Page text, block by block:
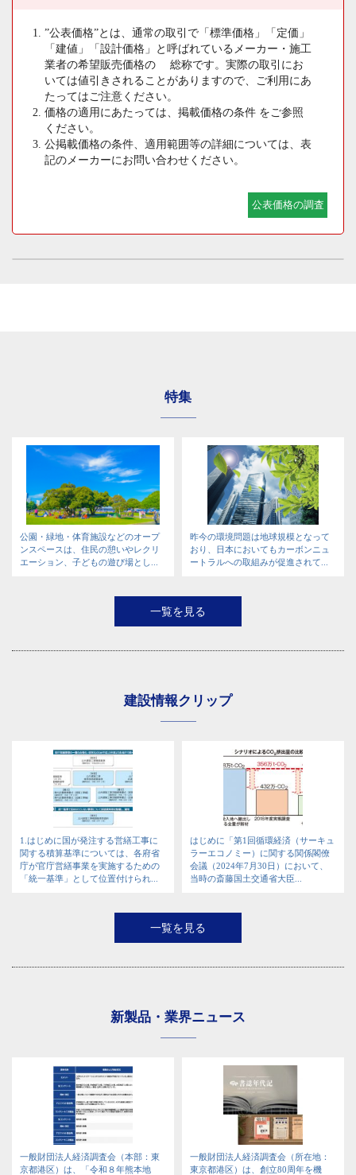
”公表価格”とは、通常の取引で「標準価格」「定価」
「建値」「設計価格」と呼ばれているメーカー・施工
業者の希望販売価格の 総称です。実際の取引にお
いては値引きされることがありますので、ご利用にあ
たってはご注意ください。
価格の適用にあたっては、掲載価格の条件 をご参照
ください。
公掲載価格の条件、適用範囲等の詳細については、表
記のメーカーにお問い合わせください。
公表価格の調査
特集
公園・緑地・体育施設などのオープ
ンスペースは、住民の憩いやレクリ
エーション、子どもの遊び場とし...
昨今の環境問題は地球規模となって
おり、日本においてもカーボンニュ
ートラルへの取組みが促進されて...
一覧を見る
建設情報クリップ
1.はじめに国が発注する営繕工事に
関する積算基準については、各府省
庁が官庁営繕事業を実施するための
「統一基準」として位置付けられ...
はじめに「第1回循環経済（サーキュ
ラーエコノミー）に関する関係閣僚
会議（2024年7月30日）において、
当時の斎藤国土交通省大臣...
一覧を見る
新製品・業界ニュース
一般財団法人経済調査会（本部：東
京都港区）は、「令和８年熊本地
一般財団法人経済調査会（所在地：
東京都港区）は、創立80周年を機